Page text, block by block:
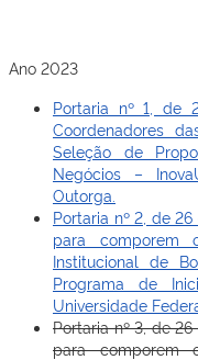
Ano 2023
Portaria nº 1, de
Coordenadores
Seleção de
Negócios –
Outorga.
Portaria nº 2, de
para comporem
Institucional de
Programa de
Universidade
Portaria nº 3, de
para comporem